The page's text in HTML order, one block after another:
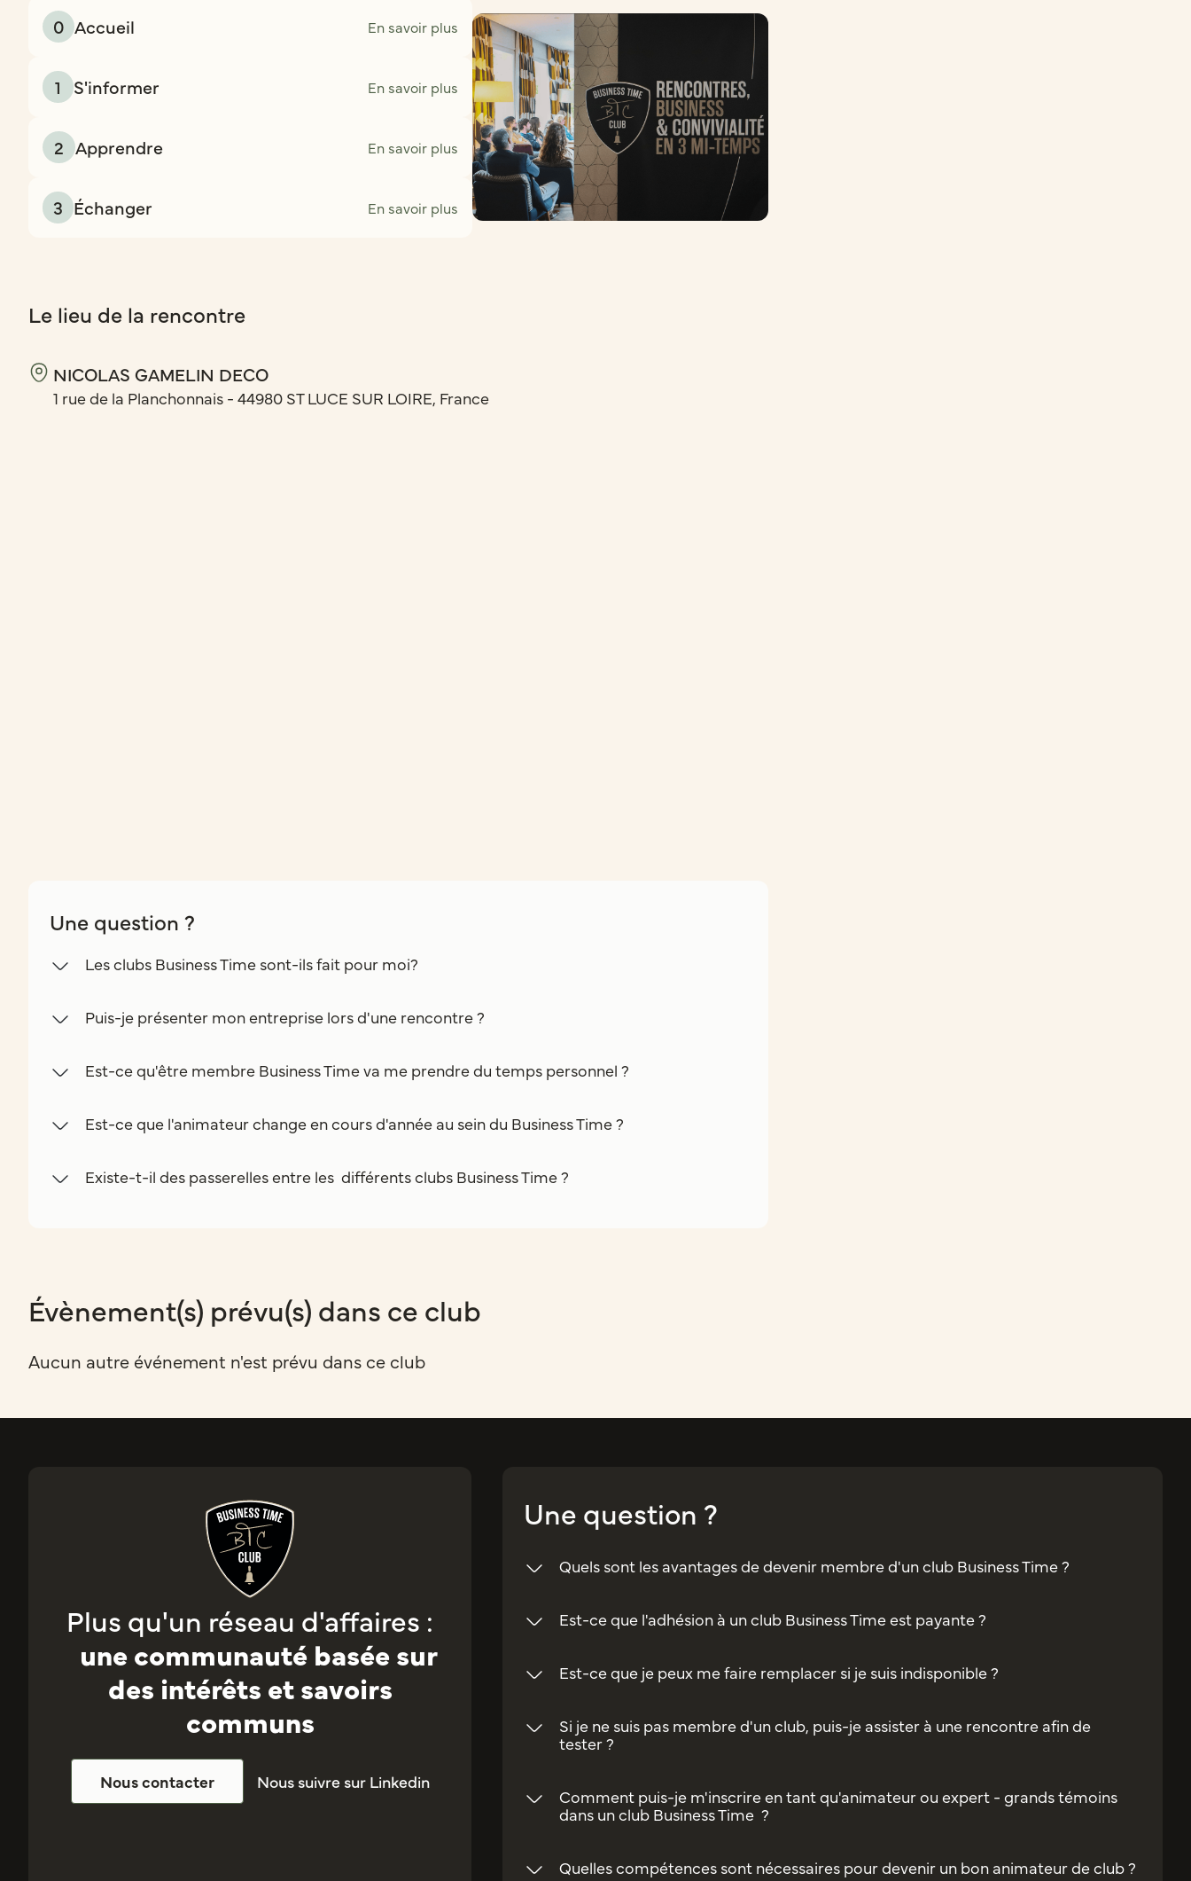
0 Accueil En savoir plus
1 S'informer En savoir plus
2 Apprendre En savoir plus
3 Échanger En savoir plus
Le lieu de la rencontre
NICOLAS GAMELIN DECO
1 rue de la Planchonnais - 44980 ST LUCE SUR LOIRE, France
Une question ?
Les clubs Business Time sont-ils fait pour moi?
Puis-je présenter mon entreprise lors d'une rencontre ?
Est-ce qu'être membre Business Time va me prendre du temps personnel ?
Est-ce que l'animateur change en cours d'année au sein du Business Time ?
Existe-t-il des passerelles entre les différents clubs Business Time ?
Évènement(s) prévu(s) dans ce club
Aucun autre événement n'est prévu dans ce club
Plus qu'un réseau d'affaires :
une communauté basée sur
des intérêts et savoirs
communs
Nous contacter Nous suivre sur Linkedin
Une question ?
Quels sont les avantages de devenir membre d'un club Business Time ?
Est-ce que l'adhésion à un club Business Time est payante ?
Est-ce que je peux me faire remplacer si je suis indisponible ?
Si je ne suis pas membre d'un club, puis-je assister à une rencontre afin de
tester ?
Comment puis-je m'inscrire en tant qu'animateur ou expert - grands témoins
dans un club Business Time ?
Quelles compétences sont nécessaires pour devenir un bon animateur de club ?